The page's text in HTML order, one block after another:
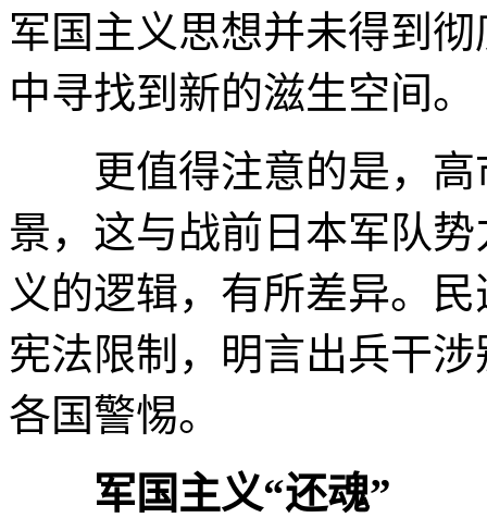
军国主义思想并未得到
中寻找到新的滋生空间。
更值得注意的是，高
景，这与战前日本军队
义的逻辑，有所差异。
宪法限制，明言出兵干
各国警惕。
军国主义“还魂”